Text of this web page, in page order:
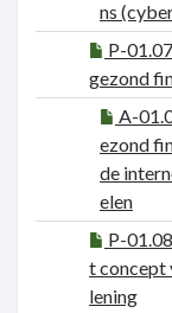
ns
P-
gezond
A-
ezond
de
elen
P-
t concept
lening